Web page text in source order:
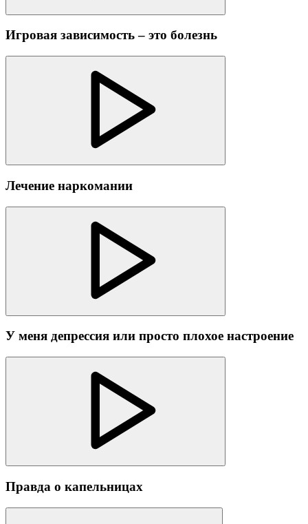
Игровая зависимость – это болезнь
Лечение наркомании
У меня депрессия или просто плохое настроение
Правда о капельницах